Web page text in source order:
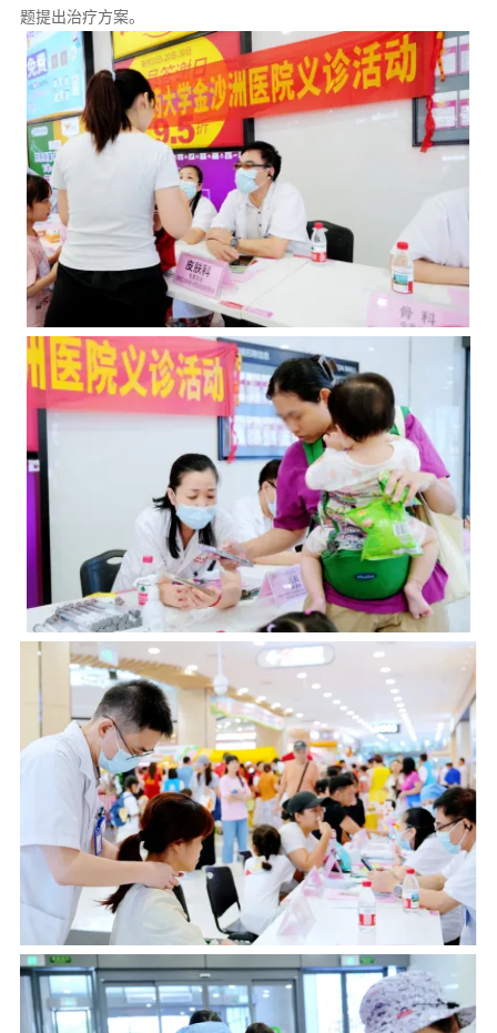
题提出治疗方案。